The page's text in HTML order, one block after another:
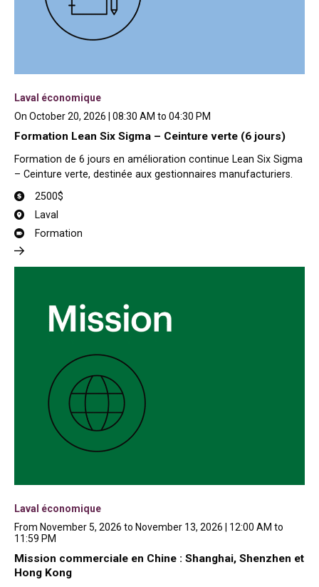
Laval économique
On October 20, 2026 | 08:30 AM to 04:30 PM
Formation Lean Six Sigma – Ceinture verte (6 jours)
Formation de 6 jours en amélioration continue Lean Six Sigma
– Ceinture verte, destinée aux gestionnaires manufacturiers.
2500$
Laval
Formation
Laval économique
From November 5, 2026 to November 13, 2026 | 12:00 AM to
11:59 PM
Mission commerciale en Chine : Shanghai, Shenzhen et
Hong Kong